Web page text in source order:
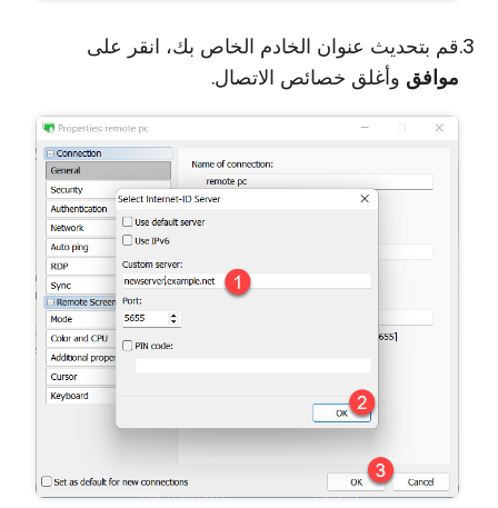
قم بتحديث عنوان الخادم الخاص بك، انقر على
موافق وأغلق خصائص الاتصال.